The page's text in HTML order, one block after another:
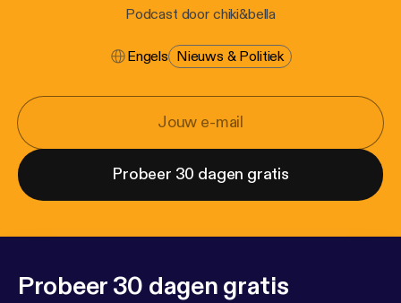
Podcast door chiki&bella
Engels Nieuws & Politiek
Probeer 30 dagen gratis
Probeer 30 dagen gratis